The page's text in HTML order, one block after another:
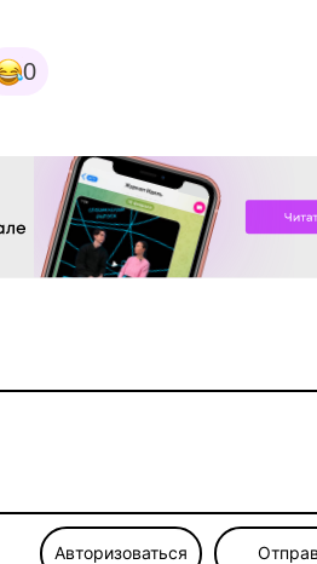
0
Авторизоваться